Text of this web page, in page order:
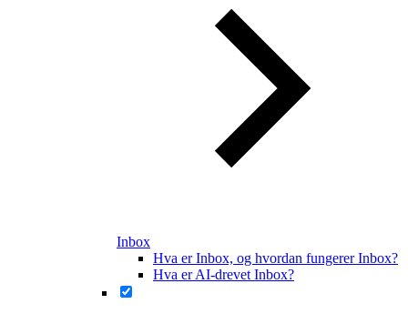
Inbox
Hva er Inbox, og hvordan fungerer Inbox?
Hva er AI-drevet Inbox?